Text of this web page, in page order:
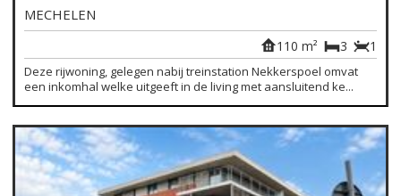
MECHELEN
1
3
110 m²
Deze rijwoning, gelegen nabij treinstation Nekkerspoel omvat
een inkomhal welke uitgeeft in de living met aansluitend ke...